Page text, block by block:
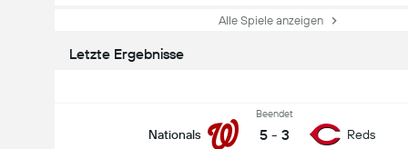
Alle Spiele anzeigen
Letzte Ergebnisse
Nationals
Beendet
5 - 3 Reds